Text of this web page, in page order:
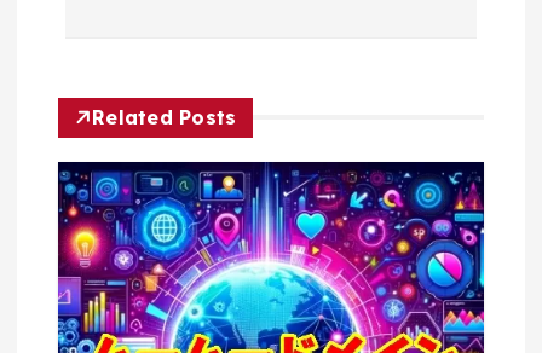
ゲ
ー
シ
ョ
ン
Related Posts